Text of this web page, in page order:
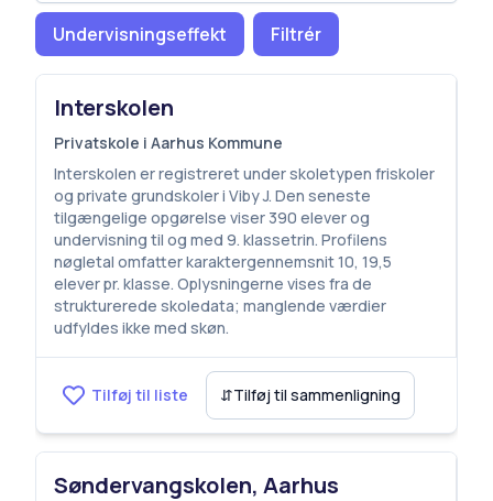
Undervisningseffekt Filtrér
Interskolen
Privatskole i Aarhus Kommune
Interskolen er registreret under skoletypen friskoler
og private grundskoler i Viby J. Den seneste
tilgængelige opgørelse viser 390 elever og
undervisning til og med 9. klassetrin. Profilens
nøgletal omfatter karaktergennemsnit 10, 19,5
elever pr. klasse. Oplysningerne vises fra de
strukturerede skoledata; manglende værdier
udfyldes ikke med skøn.
Tilføj til liste ⇵Tilføj til sammenligning
Søndervangskolen, Aarhus